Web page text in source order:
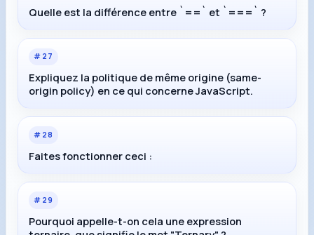
Quelle est la différence entre `==` et `===` ?
# 27
Expliquez la politique de même origine (same-
origin policy) en ce qui concerne JavaScript.
# 28
Faites fonctionner ceci :
# 29
Pourquoi appelle-t-on cela une expression